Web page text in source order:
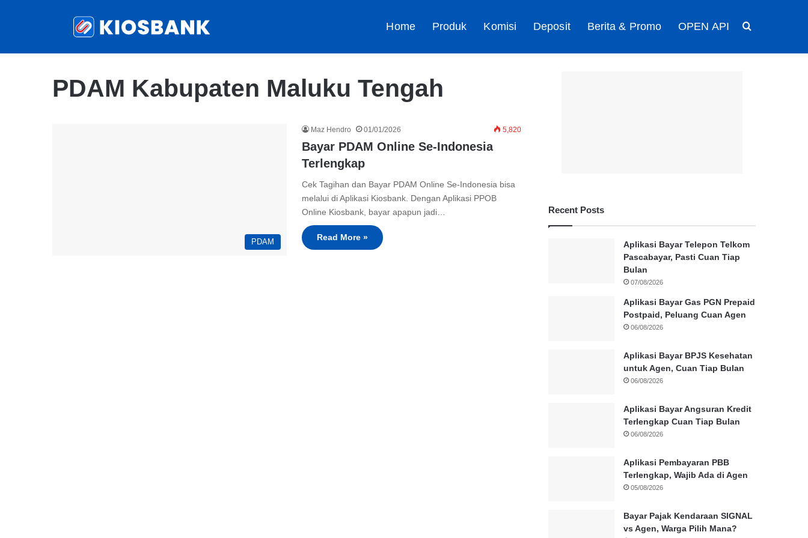
Home Produk Komisi Deposit Berita & Promo OPEN API
PDAM Kabupaten Maluku Tengah
PDAM
Maz Hendro 01/01/2026 5,820
Bayar PDAM Online Se-Indonesia
Terlengkap
Cek Tagihan dan Bayar PDAM Online Se-Indonesia bisa
melalui di Aplikasi Kiosbank. Dengan Aplikasi PPOB
Online Kiosbank, bayar apapun jadi…
Read More »
Recent Posts
Aplikasi Bayar Telepon Telkom
Pascabayar, Pasti Cuan Tiap
Bulan
07/08/2026
Aplikasi Bayar Gas PGN Prepaid
Postpaid, Peluang Cuan Agen
06/08/2026
Aplikasi Bayar BPJS Kesehatan
untuk Agen, Cuan Tiap Bulan
06/08/2026
Aplikasi Bayar Angsuran Kredit
Terlengkap Cuan Tiap Bulan
06/08/2026
Aplikasi Pembayaran PBB
Terlengkap, Wajib Ada di Agen
05/08/2026
Bayar Pajak Kendaraan SIGNAL
vs Agen, Warga Pilih Mana?